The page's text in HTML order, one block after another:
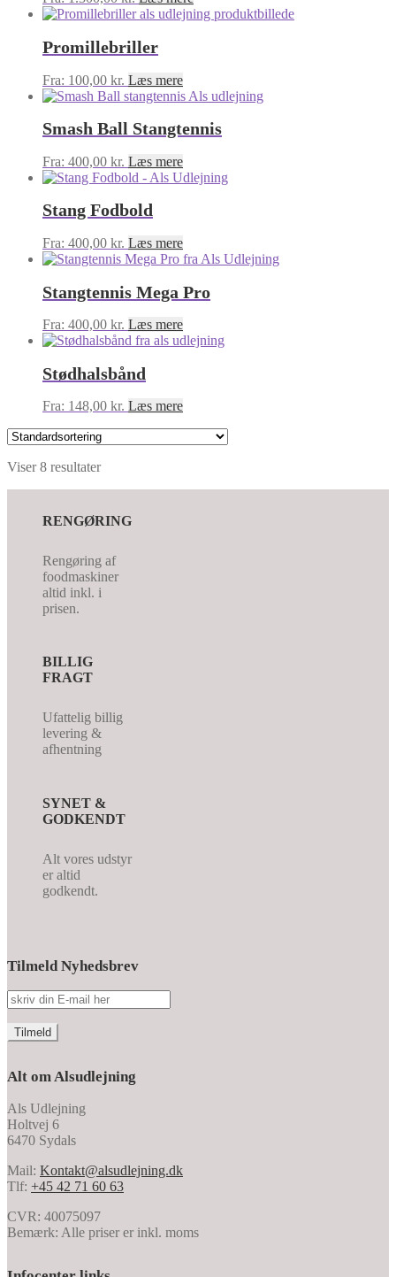
Promillebriller
Fra: 100,00 kr. Læs mere
Smash Ball Stangtennis
Fra: 400,00 kr. Læs mere
Stang Fodbold
Fra: 400,00 kr. Læs mere
Stangtennis Mega Pro
Fra: 400,00 kr. Læs mere
Stødhalsbånd
Fra: 148,00 kr. Læs mere
Viser 8 resultater
RENGØRING
Rengøring af
foodmaskiner
altid inkl. i
prisen.
BILLIG
FRAGT
Ufattelig billig
levering &
afhentning
SYNET &
GODKENDT
Alt vores udstyr
er altid
godkendt.
Tilmeld Nyhedsbrev
Alt om Alsudlejning
Als Udlejning
Holtvej 6
6470 Sydals
Mail: Kontakt@alsudlejning.dk
Tlf: +45 42 71 60 63
CVR: 40075097
Bemærk: Alle priser er inkl. moms